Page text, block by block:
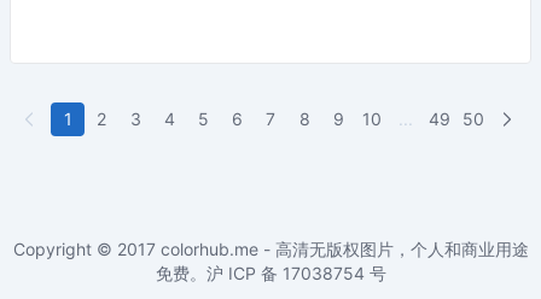
1 2 3 4 5 6 7 8 9 10 49 50
Copyright © 2017 colorhub.me - 高清无版权图片，个人和商业用途
免费。沪 ICP 备 17038754 号